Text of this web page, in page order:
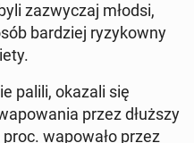
za­zwy­czaj młodsi,
bar­dziej ry­zy­kow­ny
palili, okazali się
przez dłuższy
wa­po­wa­ło przez